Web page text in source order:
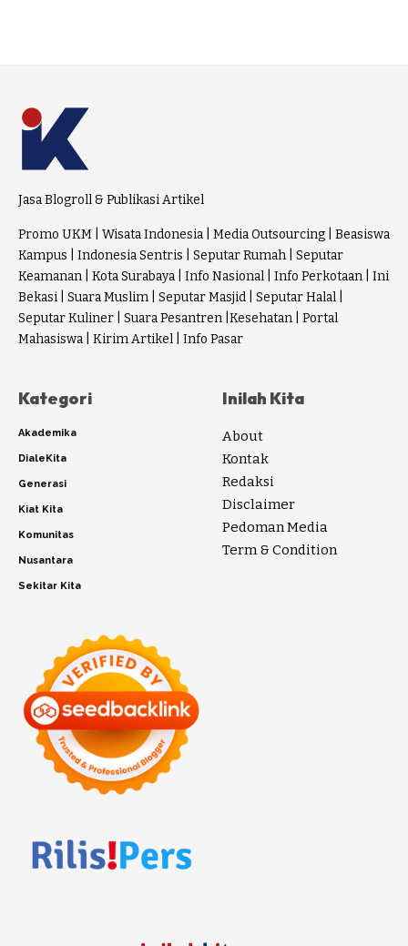
Jasa Blogroll & Publikasi Artikel
Promo UKM Wisata Indonesia Media Outsourcing
Beasiswa
Kampus
Indonesia Sentris Seputar Rumah
Seputar
Keamanan
Kota Surabaya Info Nasional Info Perkotaan
Ini
Bekasi
Suara Muslim Seputar Masjid Seputar Halal
Seputar Kuliner
Suara Pesantren Kesehatan
Portal
Mahasiswa
Kirim Artikel Info Pasar
Kategori
Akademika
DialeKita
Generasi
Kiat Kita
Komunitas
Nusantara
Sekitar Kita
Inilah Kita
About
Kontak
Redaksi
Disclaimer
Pedoman Media
Term & Condition